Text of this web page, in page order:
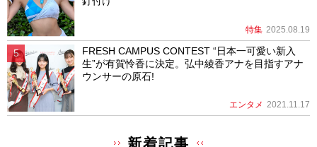
特集 2025.08.19
FRESH CAMPUS CONTEST “日本一可愛い新入
生”が有賀怜香に決定。弘中綾香アナを目指すアナ
ウンサーの原石!
エンタメ 2021.11.17
新着記事